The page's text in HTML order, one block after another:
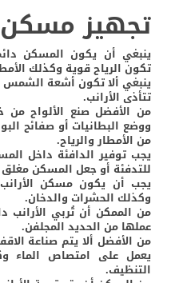
تجهيز مسكن
ينبغي أن يكون المسكن
تكون الرياح قوية وكذلك
ينبغي ألا تكون أشعة الشمس
تتأذى الأرانب.
من الأفضل صنع الألواح
ووضع البطانيات أو صفائح
من الأمطار والرياح.
يجب توفير الدافئة داخل
للتدفئة أو جعل المسكن
يجب أن يكون مسكن
وكذلك الحشرات والدخان.
من الممكن أن تُربي
عملها من الحديد المجلفن.
من الأفضل ألا يتم صناعة
يعمل على امتصاص الماء
التنظيف.